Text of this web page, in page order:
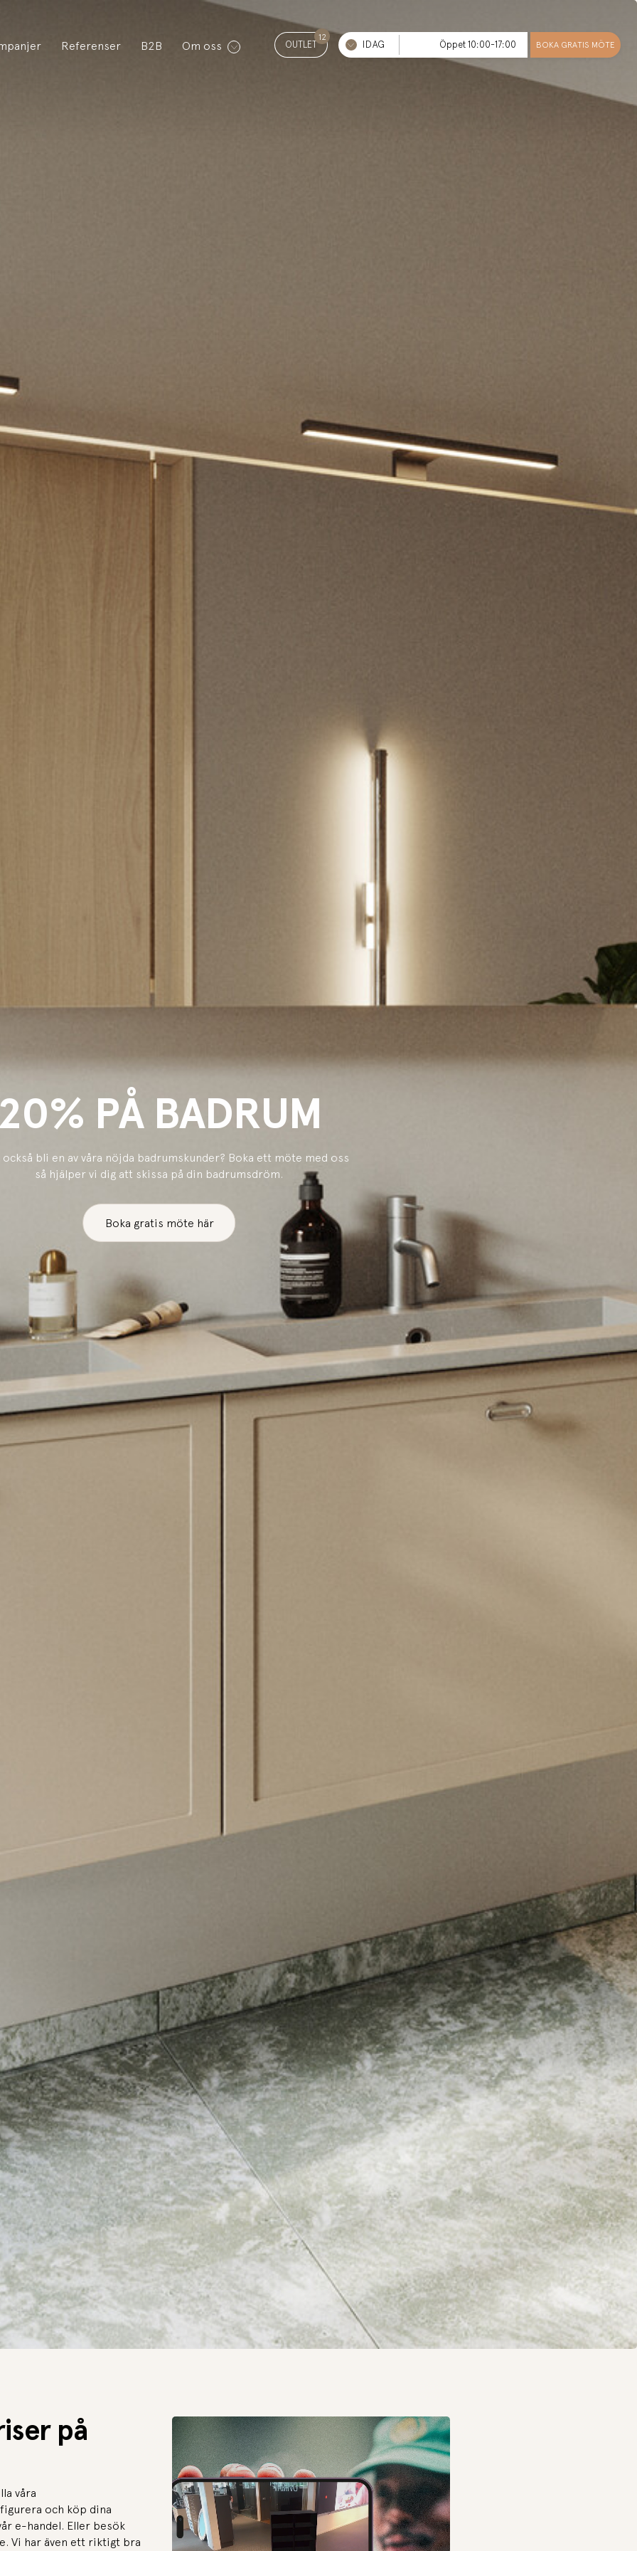
Referenser B2B Om oss OUTLET
12
IDAG Öppet 10:00-17:00 BOKA GRATIS MÖTE
PÅ BADRUM
också bli en av våra nöjda badrumskunder? Boka ett möte med oss
så hjälper vi dig att skissa på din badrumsdröm.
Boka gratis möte här
på
våra
och köp dina
e-handel. Eller besök
Vi har även ett riktigt bra